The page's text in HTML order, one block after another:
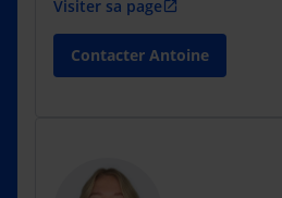
Visiter sa page open_in_new
Contacter Antoine